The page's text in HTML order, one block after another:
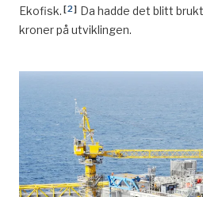
Ekofisk. [2] Da hadde det blitt
kroner på utviklingen.